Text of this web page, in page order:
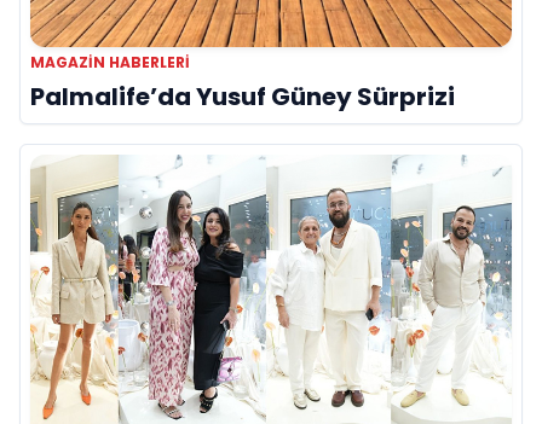
MAGAZIN HABERLERI
Palmalife’da Yusuf Güney Sürprizi